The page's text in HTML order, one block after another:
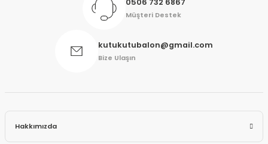
Müşteri Destek
kutukutubalon@gmail.com
Bize Ulaşın
Hakkımızda